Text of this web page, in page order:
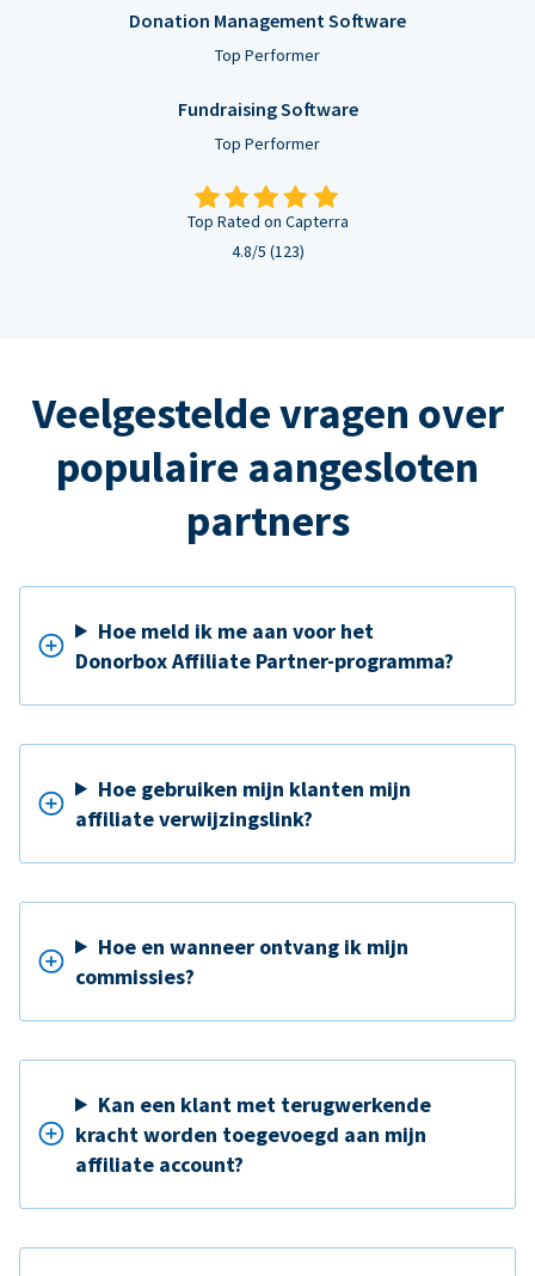
Donation Management Software
Top Performer
Fundraising Software
Top Performer
Top Rated on Capterra
4.8/5 (123)
Veelgestelde vragen over
populaire aangesloten
partners
Hoe meld ik me aan voor het
Donorbox Affiliate Partner-programma?
Hoe gebruiken mijn klanten mijn
affiliate verwijzingslink?
Hoe en wanneer ontvang ik mijn
commissies?
Kan een klant met terugwerkende
kracht worden toegevoegd aan mijn
affiliate account?